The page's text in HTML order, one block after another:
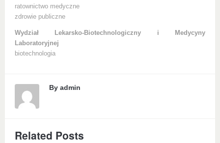
ratownictwo medyczne
zdrowie publiczne
Wydział Lekarsko-Biotechnologiczny i Medycyny
Laboratoryjnej
biotechnologia
By admin
Related Posts